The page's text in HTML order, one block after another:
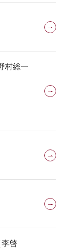
村総一
啓